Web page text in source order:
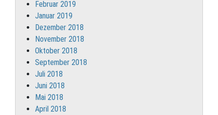
Februar 2019
Januar 2019
Dezember 2018
November 2018
Oktober 2018
September 2018
Juli 2018
Juni 2018
Mai 2018
April 2018